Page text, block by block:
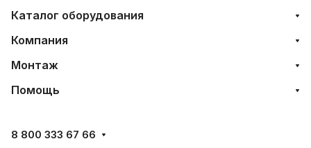
Каталог оборудования
Компания
Монтаж
Помощь
8 800 333 67 66